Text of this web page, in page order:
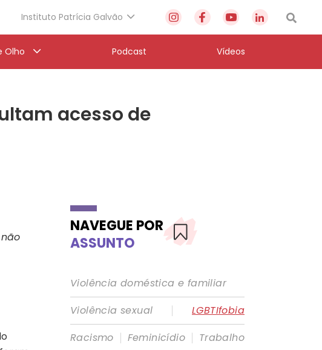
Instituto Patrícia Galvão
Olho Podcast Vídeos
acesso de
NAVEGUE POR
ASSUNTO
Violência doméstica e familiar
Violência sexual
|
LGBTIfobia
Racismo | Feminicídio | Trabalho